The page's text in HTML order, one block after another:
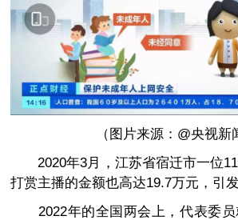
（图片来源：@央视新
2020年3月，江苏省宿迁市一位11
打赏主播的金额也高达19.7万元，引发
2022年的全国两会上，代表委员